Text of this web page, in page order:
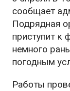
сообщает
Подрядная
приступит к
немного
погодным
Работы